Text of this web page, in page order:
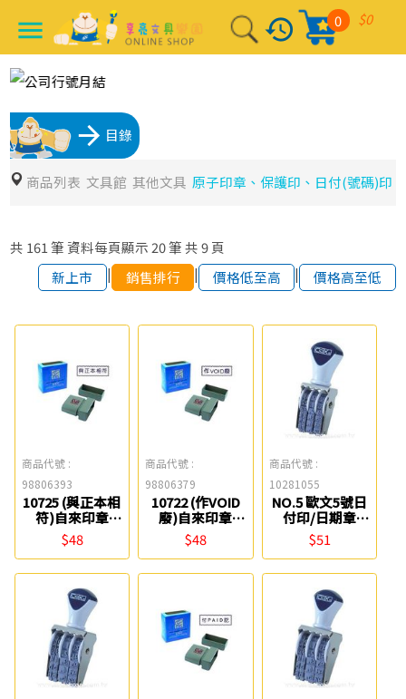
menu history $0
0
arrow_forward 目錄
商品列表 文具館 其他文具 原子印章、保護印、日付(號碼)印
共 161 筆 資料每頁顯示 20筆 共 9頁
新上市
| 銷售排行 | 價格低至高 | 價格高至低
商品代號 :
98806393
10725 (與正本相
符)自來印章
MBS
$48
商品代號 :
98806379
10722 (作VOID
廢)自來印章
MBS
$48
商品代號 :
10281055
NO.5 歐文5號日
付印/日期章
COX
$51